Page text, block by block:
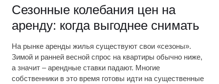
Сезонные колебания цен на
аренду: когда выгоднее снимать
На рынке аренды жилья существуют свои «сезоны».
Зимой и ранней весной спрос на квартиры обычно ниже,
а значит – арендные ставки падают. Многие
собственники в это время готовы идти на существенные